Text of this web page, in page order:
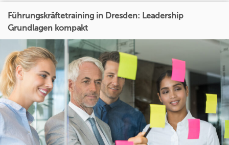
Führungskräftetraining in Dresden: Leadership
Grundlagen kompakt